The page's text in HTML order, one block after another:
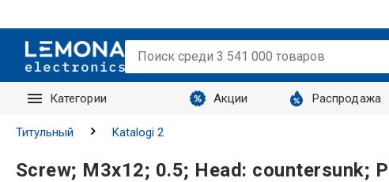
Категории Акции Распродажа
Запросы
Титульный Katalogi 2
Screw; M3x12; 0.5; Head: countersunk;